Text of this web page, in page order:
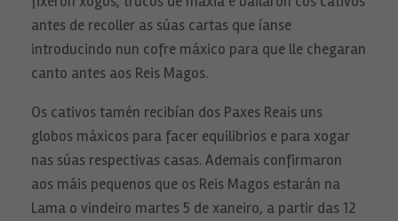
antes de recoller as súas cartas que íanse
introducindo nun cofre máxico para que lle chegaran
canto antes aos Reis Magos.
Os cativos tamén recibían dos Paxes Reais uns
globos máxicos para facer equilibrios e para xogar
nas súas respectivas casas. Ademais confirmaron
aos máis pequenos que os Reis Magos estarán na
Lama o vindeiro martes 5 de xaneiro, a partir das 12
Necesarias
Estas
son
opcionales.
Son